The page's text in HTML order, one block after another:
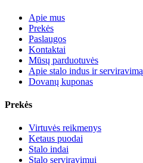
Apie mus
Prekės
Paslaugos
Kontaktai
Mūsų parduotuvės
Apie stalo indus ir serviravimą
Dovanų kuponas
Prekės
Virtuvės reikmenys
Ketaus puodai
Stalo indai
Stalo serviravimui